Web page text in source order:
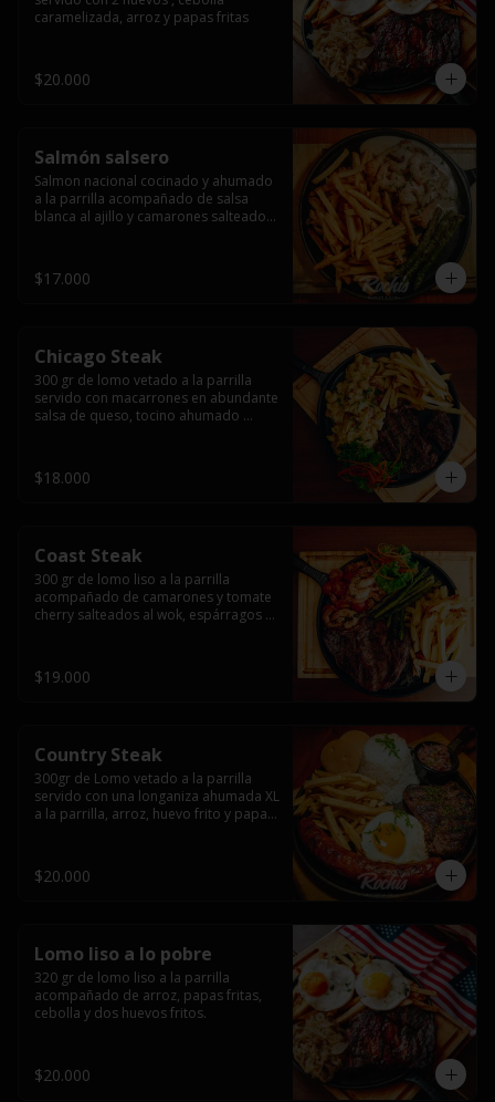
caramelizada, arroz y papas fritas
$20.000
Salmón salsero
Salmon nacional cocinado y ahumado
a la parrilla acompañado de salsa
blanca al ajillo y camarones salteados,
$17.000
Chicago Steak
300 gr de lomo vetado a la parrilla
servido con macarrones en abundante
salsa de queso, tocino ahumado
$18.000
Coast Steak
300 gr de lomo liso a la parrilla
acompañado de camarones y tomate
cherry salteados al wok, espárragos
$19.000
Country Steak
300gr de Lomo vetado a la parrilla
servido con una longaniza ahumada XL
a la parrilla, arroz, huevo frito y papas
$20.000
Lomo liso a lo pobre
320 gr de lomo liso a la parrilla
acompañado de arroz, papas fritas,
cebolla y dos huevos fritos.
$20.000